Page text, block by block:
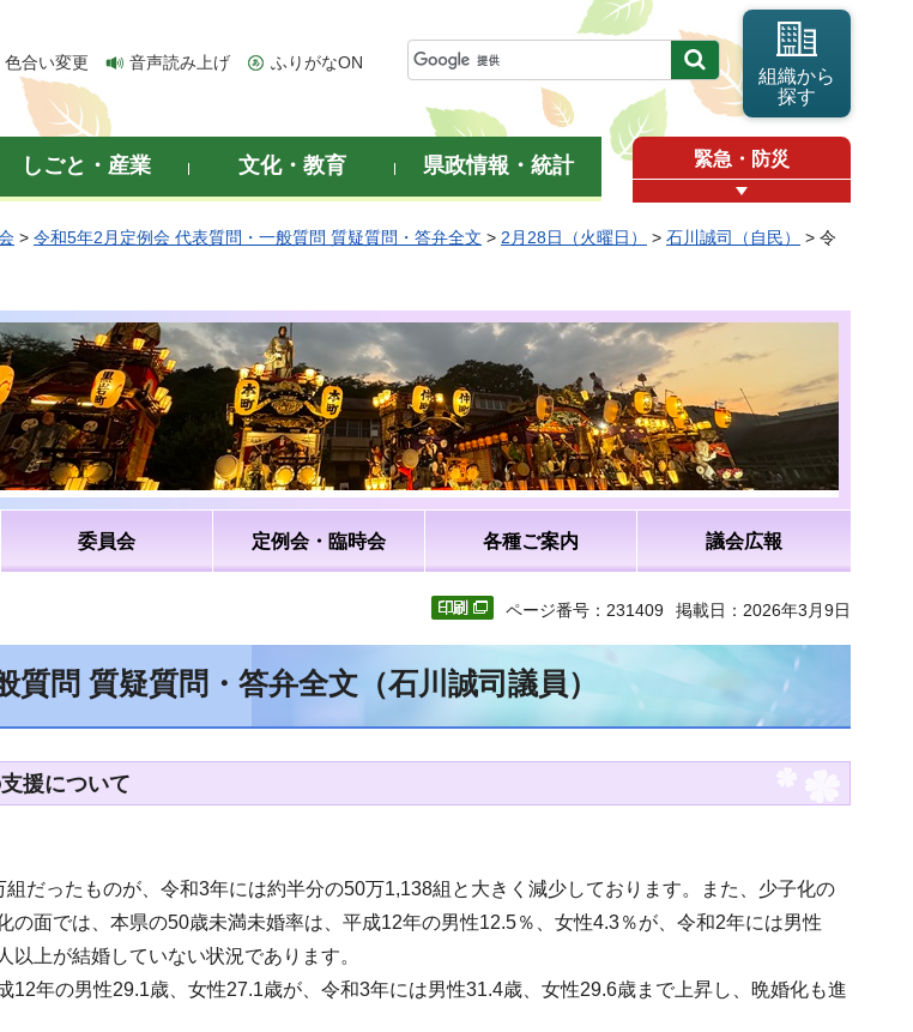
合い変更 音声読み上げ ふりがなON
組織から
探す
しごと・産業 文化・教育 県政情報・統計 緊急・防災
> 令和5年2月定例会 代表質問・一般質問 質疑質問・答弁全文 > 2月28日（火曜日） > 石川誠司（自民）
> 令
委員会 定例会・臨時会 各種ご案内 議会広報
ページ番号：231409 掲載日：2026年3月9日
質問 質疑質問・答弁全文（石川誠司議員）
援について
だったものが、令和3年には約半分の50万1,138組と大きく減少しております。また、少子化の
の面では、本県の50歳未満未婚率は、平成12年の男性12.5％、女性4.3％が、令和2年には男性
上が結婚していない状況であります。
12年の男性29.1歳、女性27.1歳が、令和3年には男性31.4歳、女性29.6歳まで上昇し、晩婚化も進